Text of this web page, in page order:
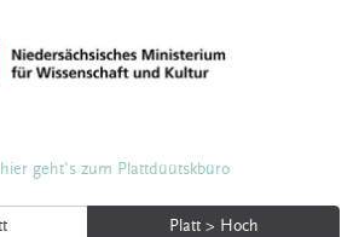
geht's zum Plattdüütskbüro
Platt > Hoch